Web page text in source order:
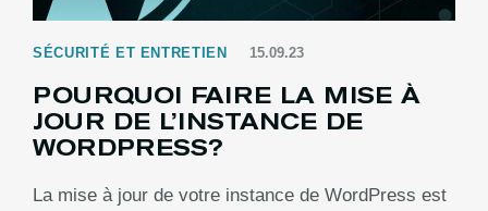
SÉCURITÉ ET ENTRETIEN 15.09.23
POURQUOI FAIRE LA MISE À
JOUR DE L’INSTANCE DE
WORDPRESS?
La mise à jour de votre instance de WordPress est